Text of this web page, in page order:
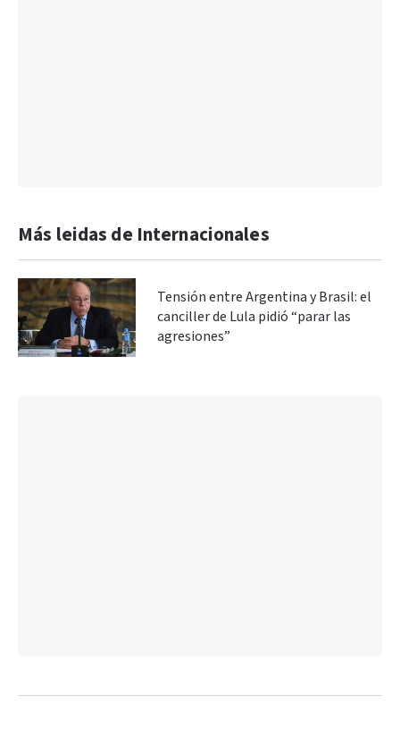
Más leidas de Internacionales
Tensión entre Argentina y Brasil: el
canciller de Lula pidió “parar las
agresiones”